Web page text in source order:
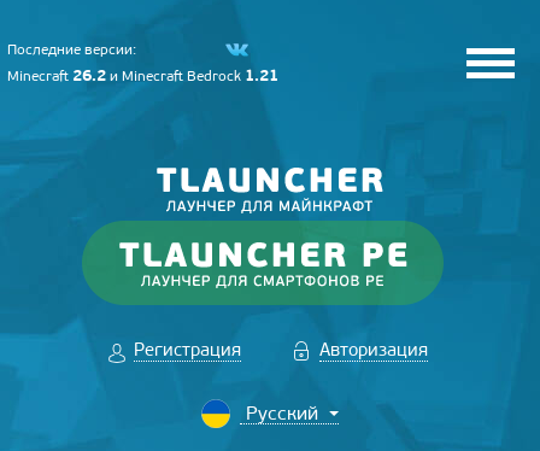
Последние версии:
Minecraft 26.2 и Minecraft Bedrock 1.21
Регистрация Авторизация